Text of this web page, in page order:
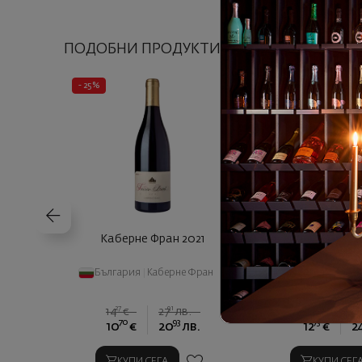
ПОДОБНИ ПРОДУКТИ
- 25%
Каберне Фран 2021
България Каберне Фран
1427 € 2791 лв.
1070 € 2093 лв.
Каберне
България
1273 €